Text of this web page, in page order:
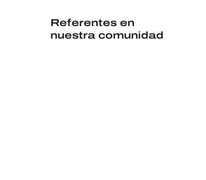
Referentes en
nuestra comunidad